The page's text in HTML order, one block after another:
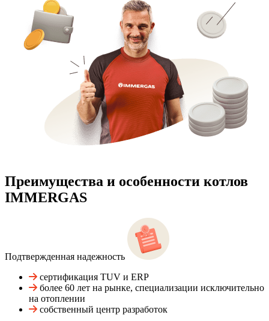
Преимущества и особенности котлов
IMMERGAS
Подтвержденная надежность
сертификация TUV и ERP
более 60 лет на рынке, специализации исключительно
на отоплении
собственный центр разработок